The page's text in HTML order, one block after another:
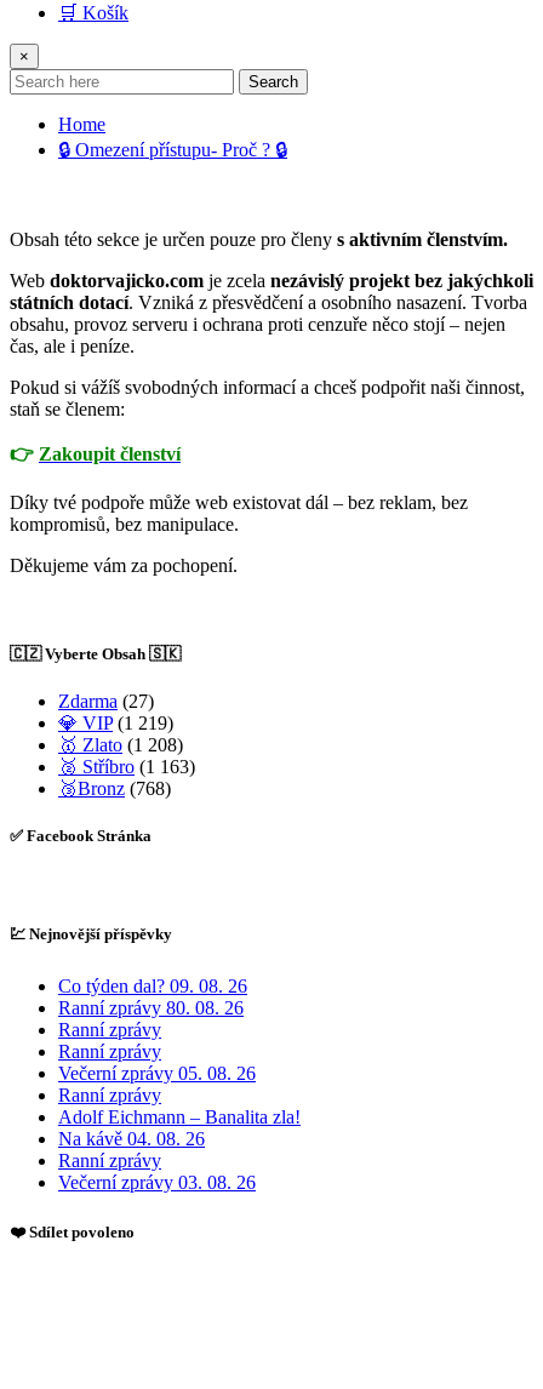
🛒 Košík
×
Search
Home
🔒 Omezení přístupu- Proč ? 🔒
Obsah této sekce je určen pouze pro členy s aktivním členstvím.
Web doktorvajicko.com je zcela nezávislý projekt bez jakýchkoli
státních dotací. Vzniká z přesvědčení a osobního nasazení. Tvorba
obsahu, provoz serveru i ochrana proti cenzuře něco stojí – nejen
čas, ale i peníze.
Pokud si vážíš svobodných informací a chceš podpořit naši činnost,
staň se členem:
👉 Zakoupit členství
Díky tvé podpoře může web existovat dál – bez reklam, bez
kompromisů, bez manipulace.
Děkujeme vám za pochopení.
🇨🇿 Vyberte Obsah 🇸🇰
Zdarma (27)
💎 VIP(1 219)
🥇 Zlato (1 208)
🥈 Stříbro (1 163)
🥉Bronz (768)
✅ Facebook Stránka
💹 Nejnovější příspěvky
Co týden dal? 09. 08. 26
Ranní zprávy 80. 08. 26
Ranní zprávy
Ranní zprávy
Večerní zprávy 05. 08. 26
Ranní zprávy
Adolf Eichmann – Banalita zla!
Na kávě 04. 08. 26
Ranní zprávy
Večerní zprávy 03. 08. 26
❤️ Sdílet povoleno